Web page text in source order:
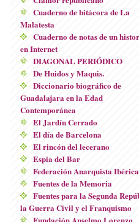
Cuaderno de bitácora de La
Malatesta
Cuaderno de notas de un
en Internet
DIAGONAL PERIÓDICO
De Huidos y Maquis.
Diccionario biográfico de
Guadalajara en la Edad
Contemporánea
El Jardín Cerrado
El día de Barcelona
El rincón del lecerano
Espia del Bar
Federación Anarquista Ibérica
Fuentes de la Memoria
Fuentes para la Segunda
la Guerra Civil y el Franquismo